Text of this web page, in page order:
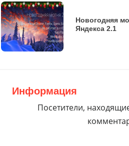
width:100%;
height:100%;
background-color:black;
border-radius:50%;
Новогодняя
Яндекса 2.1
Информация
Посетители,